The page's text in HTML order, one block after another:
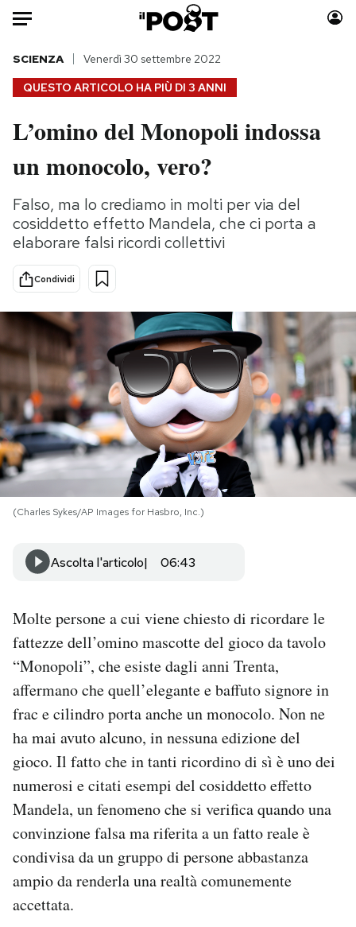
Auto
HOME
Italia
Politica
Tecnologia
Internet
Scienza
Cultura
Economia
Sport
Moda
Consumismi
Storie/Idee
Ok Boomer!
Media
Mondiali calcio 2026
PODCAST
NEWSLETTER
I MIEI PREFERITI
AREA PERSONALE
Area Personale
Notifiche mobile
Regala il Post
Hai bisogno di aiuto?
Esci
QUESTO ARTICOLO HA PIÙ DI 3 ANNI
SCIENZA Venerdì 30 settembre 2022
L’omino del Monopoli indossa
un monocolo, vero?
Falso, ma lo crediamo in molti per via del
cosiddetto effetto Mandela, che ci porta a
elaborare falsi ricordi collettivi
Condividi
(Charles Sykes/AP Images for Hasbro, Inc.)
Ascolta l'articolo 06:43
Molte persone a cui viene chiesto di ricordare le
fattezze dell’omino mascotte del gioco da tavolo
“Monopoli”, che esiste dagli anni Trenta,
affermano che quell’elegante e baffuto signore in
frac e cilindro porta anche un monocolo. Non ne
ha mai avuto alcuno, in nessuna edizione del
gioco. Il fatto che in tanti ricordino di sì è uno dei
numerosi e citati esempi del cosiddetto effetto
Mandela, un fenomeno che si verifica quando una
convinzione falsa ma riferita a un fatto reale è
condivisa da un gruppo di persone abbastanza
ampio da renderla una realtà comunemente
accettata.